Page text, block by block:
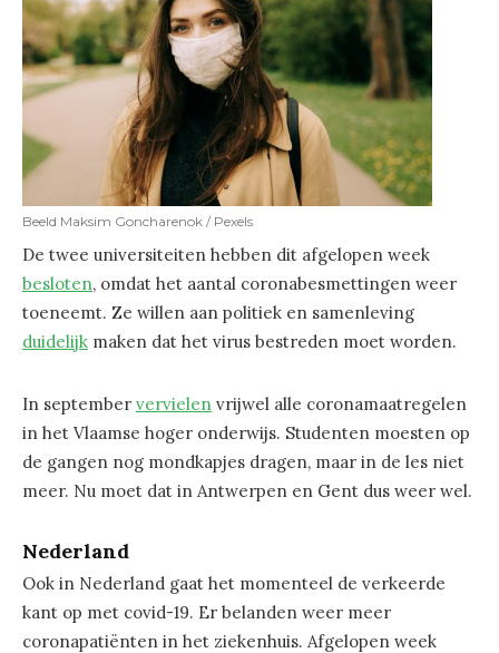
Beeld Maksim Goncharenok / Pexels
De twee universiteiten hebben dit afgelopen week
besloten, omdat het aantal coronabesmettingen weer
toeneemt. Ze willen aan politiek en samenleving
duidelijk maken dat het virus bestreden moet worden.
In september vervielen vrijwel alle coronamaatregelen
in het Vlaamse hoger onderwijs. Studenten moesten op
de gangen nog mondkapjes dragen, maar in de les niet
meer. Nu moet dat in Antwerpen en Gent dus weer wel.
Nederland
Ook in Nederland gaat het momenteel de verkeerde
kant op met covid-19. Er belanden weer meer
coronapatiënten in het ziekenhuis. Afgelopen week